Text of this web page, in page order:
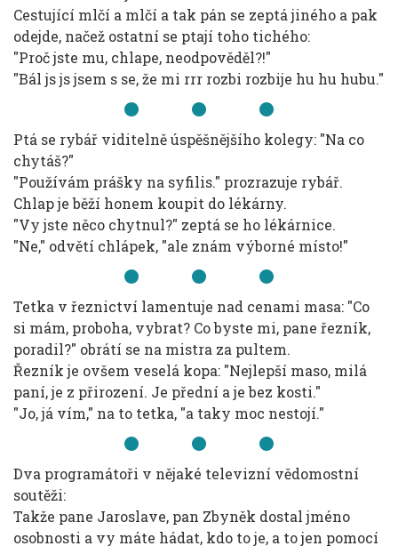
Cestující mlčí a mlčí a tak pán se zeptá jiného a pak
odejde, načež ostatní se ptají toho tichého:
"Proč jste mu, chlape, neodpověděl?!"
"Bál js js jsem s se, že mi rrr rozbi rozbije hu hu hubu."
Ptá se rybář viditelně úspěšnějšího kolegy: "Na co
chytáš?"
"Používám prášky na syfilis." prozrazuje rybář.
Chlap je běží honem koupit do lékárny.
"Vy jste něco chytnul?" zeptá se ho lékárnice.
"Ne," odvětí chlápek, "ale znám výborné místo!"
Tetka v řeznictví lamentuje nad cenami masa: "Co
si mám, proboha, vybrat? Co byste mi, pane řezník,
poradil?" obrátí se na mistra za pultem.
Řezník je ovšem veselá kopa: "Nejlepší maso, milá
paní, je z přirození. Je přední a je bez kosti."
"Jo, já vím," na to tetka, "a taky moc nestojí."
Dva programátoři v nějaké televizní vědomostní
soutěži:
Takže pane Jaroslave, pan Zbyněk dostal jméno
osobnosti a vy máte hádat, kdo to je, a to jen pomocí